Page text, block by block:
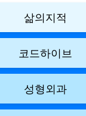
삶의지적
코드하이브
성형외과